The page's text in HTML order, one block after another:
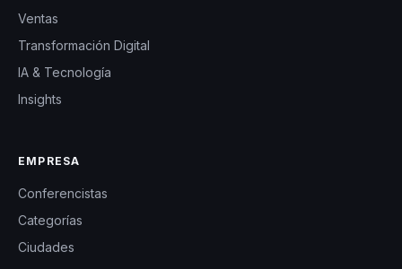
Ventas
Transformación Digital
IA & Tecnología
Insights
EMPRESA
Conferencistas
Categorías
Ciudades